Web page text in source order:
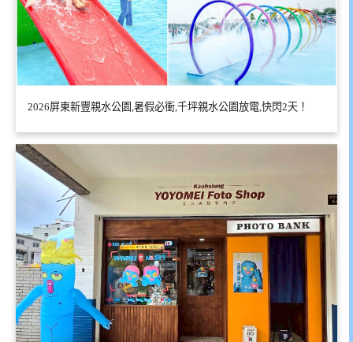
2026屏東新豐親水公園,暑假必衝,千坪親水公園放電,快閃2天！